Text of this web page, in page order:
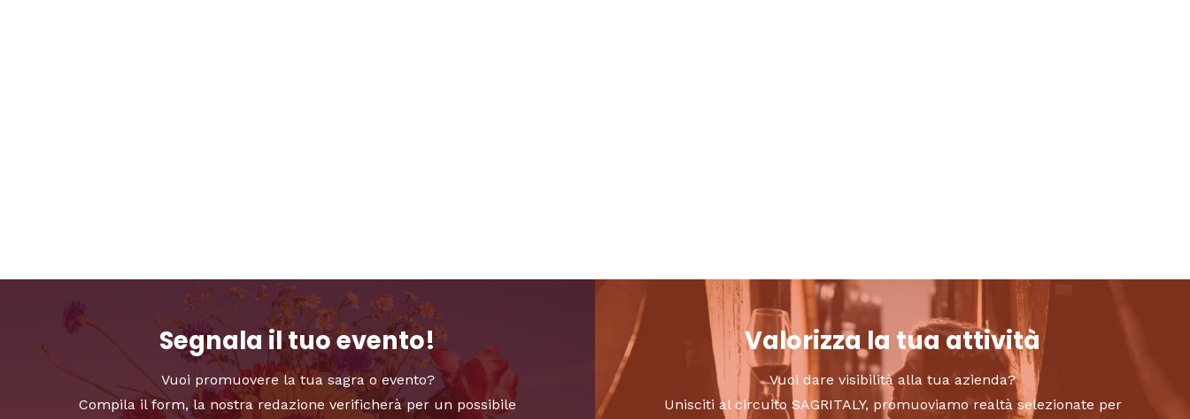
Segnala il tuo evento!
Vuoi promuovere la tua sagra o evento?
Compila il form, la nostra redazione verificherà per un possibile
Valorizza la tua attività
Vuoi dare visibilità alla tua azienda?
Unisciti al circuito SAGRITALY, promuoviamo realtà selezionate per